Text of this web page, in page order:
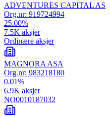
ADVENTURES CAPITAL AS
Org.nr: 919724994
25.00%
7.5K aksjer
Ordinære aksjer
MAGNORA ASA
Org.nr: 983218180
0.01%
6.9K aksjer
NO0010187032